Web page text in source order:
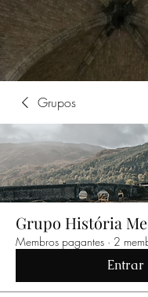
Grupos
Grupo História
Membros pagantes · 2
Entrar